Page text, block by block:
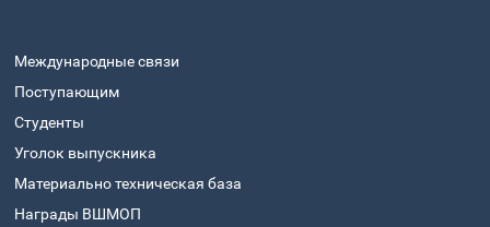
Международные связи
Поступающим
Студенты
Уголок выпускника
Материально техническая база
Награды ВШМОП